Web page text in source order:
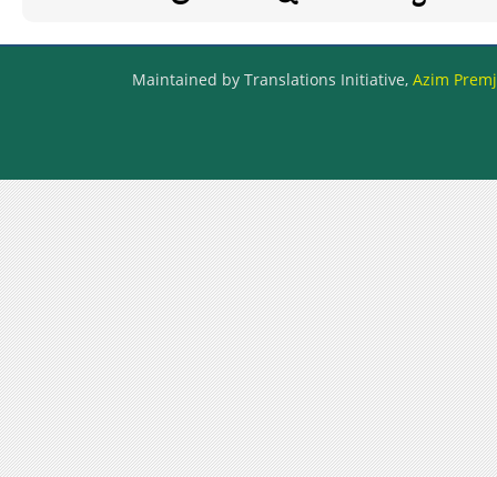
Maintained by Translations Initiative, Azim